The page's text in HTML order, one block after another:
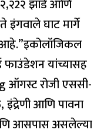
२,२2२ झाडे आणि
इंगवाले घाट मार्गे
इकोलॉजिकल
फाउंडेशन यांच्यासह
ऑगस्ट रोजी एससी-
आणि पावना
आणि आसपास असलेल्या